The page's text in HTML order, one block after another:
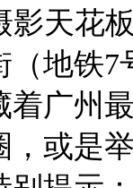
影天花
（地铁
广州
，或是